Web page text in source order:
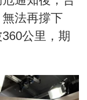
法再撐下
公里，期